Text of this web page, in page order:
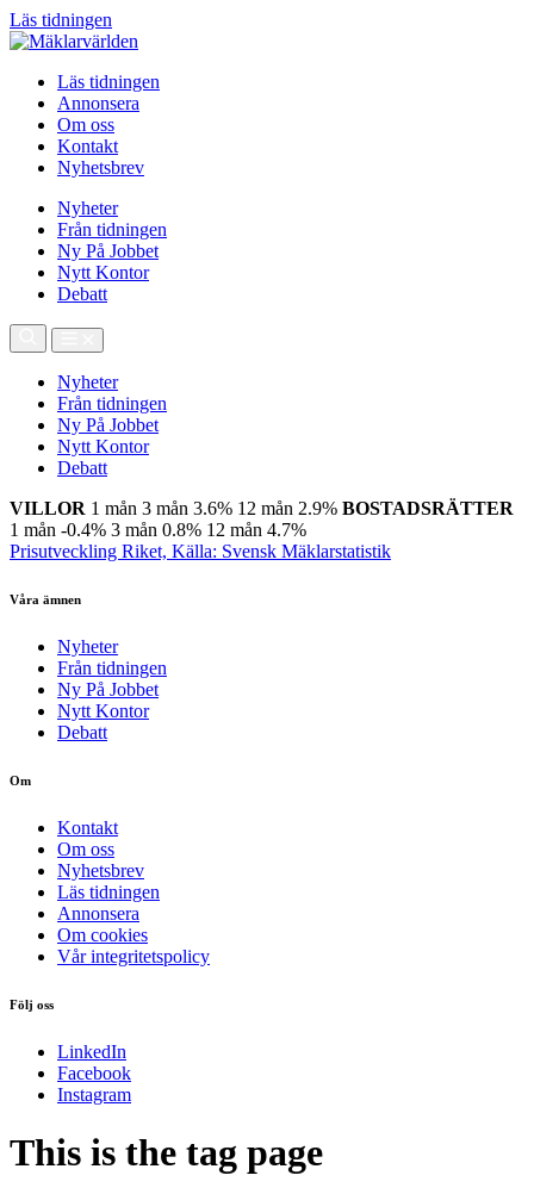
Läs tidningen
Läs tidningen
Annonsera
Om oss
Kontakt
Nyhetsbrev
Nyheter
Från tidningen
Ny På Jobbet
Nytt Kontor
Debatt
Nyheter
Från tidningen
Ny På Jobbet
Nytt Kontor
Debatt
VILLOR 1 mån 3 mån 3.6% 12 mån 2.9% BOSTADSRÄTTER
1 mån -0.4% 3 mån 0.8% 12 mån 4.7%
Prisutveckling Riket, Källa: Svensk Mäklarstatistik
Våra ämnen
Nyheter
Från tidningen
Ny På Jobbet
Nytt Kontor
Debatt
Om
Kontakt
Om oss
Nyhetsbrev
Läs tidningen
Annonsera
Om cookies
Vår integritetspolicy
Följ oss
LinkedIn
Facebook
Instagram
This is the tag page